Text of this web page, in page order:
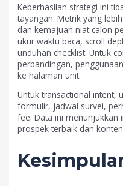
Keberhasilan strategi ini
tayangan. Metrik yang
dan kemajuan niat calon
ukur waktu baca, scroll
unduhan checklist. Untuk
perbandingan,
ke halaman unit.
Untuk transactional intent,
formulir, jadwal survei,
fee. Data ini menunjukkan
prospek terbaik dan